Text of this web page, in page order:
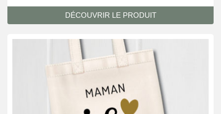
DÉCOUVRIR LE PRODUIT